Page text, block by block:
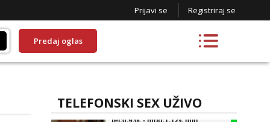
Prijavi se Registriraj se
Predaj oglas
TELEFONSKI SEX UŽIVO
Maja
- Kod: #04
tel:0,93€ - mob:1,12€ min